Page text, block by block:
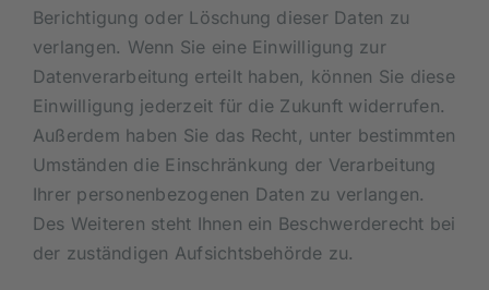
Berichtigung oder Löschung dieser Daten zu
verlangen. Wenn Sie eine Einwilligung zur
Datenverarbeitung erteilt haben, können Sie diese
Einwilligung jederzeit für die Zukunft widerrufen.
Außerdem haben Sie das Recht, unter bestimmten
Umständen die Einschränkung der Verarbeitung
Ihrer personenbezogenen Daten zu verlangen.
Des Weiteren steht Ihnen ein Beschwerderecht bei
der zuständigen Aufsichtsbehörde zu.